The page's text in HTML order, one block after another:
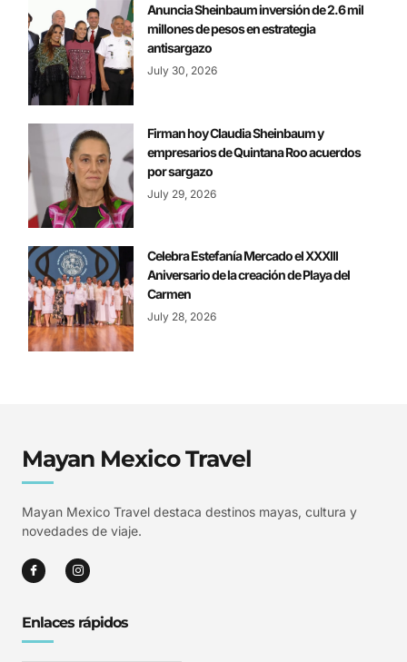
Anuncia Sheinbaum inversión de 2.6 mil
millones de pesos en estrategia
antisargazo
July 30, 2026
Firman hoy Claudia Sheinbaum y
empresarios de Quintana Roo acuerdos
por sargazo
July 29, 2026
Celebra Estefanía Mercado el XXXIII
Aniversario de la creación de Playa del
Carmen
July 28, 2026
Mayan Mexico Travel
Mayan Mexico Travel destaca destinos mayas, cultura y
novedades de viaje.
Enlaces rápidos